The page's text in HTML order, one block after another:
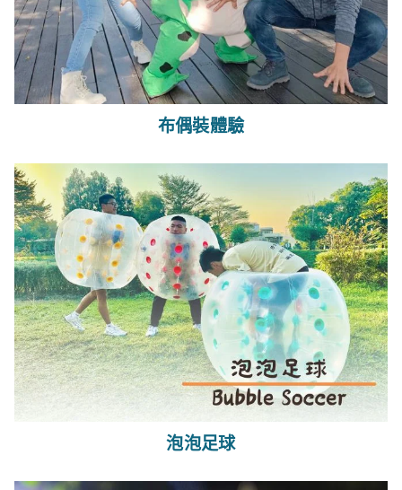
布偶裝體驗
泡泡足球